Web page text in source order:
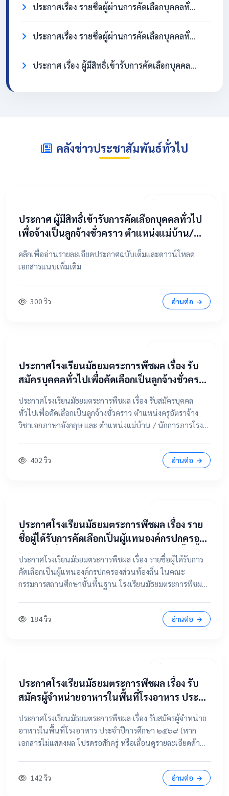
ประกาศเรื่อง รายชื่อผู้ผ่านการคัดเลือกบุคคลทั่วไปเพื่อจ้างเป็นลูกจ้างชั่วคราว ตำแหน่งครูอัตราจ้าง วิชาเอกภาษาอังกฤษ
ประกาศเรื่อง รายชื่อผู้ผ่านการคัดเลือกบุคคลทั่วไปเพื่อจ้างเป็นลูกจ้างชั่วคราว ตำแหน่ง แม่บ้าน/นักการภารโรง
ประกาศ เรื่อง ผู้มีสิทธิ์เข้ารับการคัดเลือกบุคคลทั่วไปเพื่อจ้างเป็นลูกจ้างชั่วคราว ตำแหน่งครูอัตราจ้าง วิชาเอกภาษาอังกฤษ
คลังข่าวประชาสัมพันธ์ทั่วไป
​ประกาศ ผู้มีสิทธิ์เข้ารับการคัดเลือกบุคคลทั่วไป
เพื่อจ้างเป็นลูกจ้างชั่วคราว ตำแหน่งแม่บ้าน/
นักการภารโรง
คลิกเพื่ออ่านรายละเอียดประกาศฉบับเต็มและดาวน์โหลด
เอกสารแนบเพิ่มเติม
300 วิว อ่านต่อ
ประกาศโรงเรียนมัธยมตระการพืชผล เรื่อง รับ
สมัครบุคคลทั่วไปเพื่อคัดเลือกเป็นลูกจ้างชั่วคราว
ตำแหน่งครูอัตราจ้าง วิชาเอกภาษาอังกฤษ และ
ตำแหน่งแม่บ้าน / นักการภารโรง
ประกาศโรงเรียนมัธยมตระการพืชผล เรื่อง รับสมัครบุคคล
ทั่วไปเพื่อคัดเลือกเป็นลูกจ้างชั่วคราว ตำแหน่งครูอัตราจ้าง
วิชาเอกภาษาอังกฤษ และ ตำแหน่งแม่บ้าน / นักการภารโรง
402 วิว อ่านต่อ
ประกาศโรงเรียนมัธยมตระการพืชผล เรื่อง ราย
ชื่อผู้ได้รับการคัดเลือกเป็นผู้แทนองค์กรปกครอง
ส่วนท้องถิ่น ในคณะกรรมการสถานศึกษาขั้นพื้น
ฐาน
ประกาศโรงเรียนมัธยมตระการพืชผล เรื่อง รายชื่อผู้ได้รับการ
คัดเลือกเป็นผู้แทนองค์กรปกครองส่วนท้องถิ่น ในคณะ
กรรมการสถานศึกษาขั้นพื้นฐาน โรงเรียนมัธยมตระการพืชผล
184 วิว อ่านต่อ
ประกาศโรงเรียนมัธยมตระการพืชผล เรื่อง รับ
สมัครผู้จำหน่ายอาหารในพื้นที่โรงอาหาร ประจำ
ปีการศึกษา ๒๕๖๙
ประกาศโรงเรียนมัธยมตระการพืชผล เรื่อง รับสมัครผู้จำหน่าย
อาหารในพื้นที่โรงอาหาร ประจำปีการศึกษา ๒๕๖๙ (หาก
เอกสารไม่แสดงผล โปรดรอสักครู่ หรือเลื่อนดูรายละเอียดด้าน
142 วิว อ่านต่อ